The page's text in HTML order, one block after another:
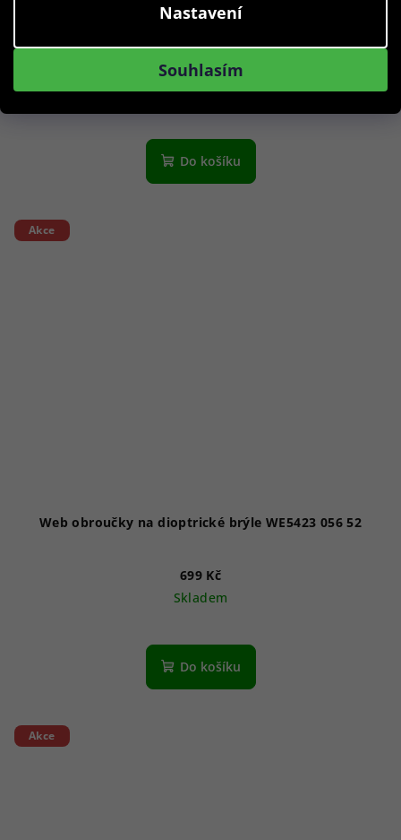
Nastavení
Souhlasím
Web obroučky na dioptrické brýle WE5430 005 54
699 Kč
Skladem
Do košíku
Akce
Web obroučky na dioptrické brýle WE5423 056 52
699 Kč
Skladem
Do košíku
Akce